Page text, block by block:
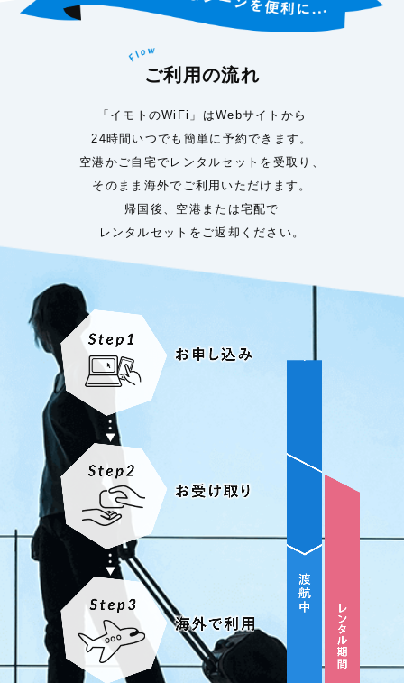
ご利用の流れ
「イモトのWiFi」はWebサイトから
24時間いつでも簡単に予約できます。
空港かご自宅でレンタルセットを受取り、
そのまま海外でご利用いただけます。
帰国後、空港または宅配で
レンタルセットをご返却ください。